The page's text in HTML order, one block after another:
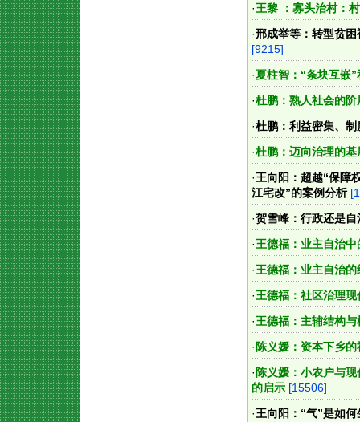
·王黎 ：寡头治村：
·邢成举等：转型贫
[9215]
·夏柱智：“条块互嵌
·杜鹏：熟人社会的
·杜鹏：利益密集、
·杜鹏：迈向治理的
·王向阳：超越“保障
江宅改”的案例分析
·贺雪峰：行政还是
·王德福：业主自治
·王德福：业主自治
·王德福：社区治理
·王德福：主辅结构
· 陈义媛：资本下乡
· 陈义媛：小农户与
的启示 [15506]
·王向阳：“气”是如